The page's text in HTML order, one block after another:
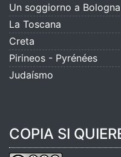
Un soggiorno a Bologna
La Toscana
Creta
Pirineos - Pyrénées
Judaísmo
COPIA SI